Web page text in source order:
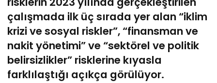
çalışmada ilk üç sırada yer alan “iklim
krizi ve sosyal riskler”, “finansman ve
nakit yönetimi” ve “sektörel ve politik
belirsizlikler” risklerine kıyasla
farklılaştığı açıkça görülüyor.